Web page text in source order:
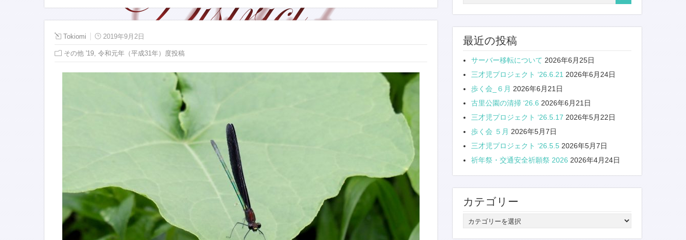
Tokiomi 2019年9月2日
その他 '19 令和元年（平成31年）度投稿
最近の投稿
サーバー移転について 2026年6月25日
三才児プロジェクト ‘26.6.21 2026年6月24日
歩く会_６月 2026年6月21日
古里公園の清掃 ‘26.6 2026年6月21日
三才児プロジェクト ‘26.5.17 2026年5月22日
歩く会 ５月 2026年5月7日
三才児プロジェクト ‘26.5.5 2026年5月7日
祈年祭・交通安全祈願祭 2026 2026年4月24日
カテゴリー
テ